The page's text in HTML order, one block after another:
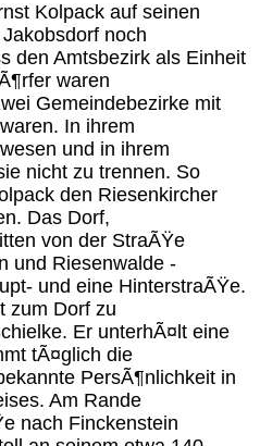
Kolpack auf seinen
noch
den Amtsbezirk als Einheit
waren
Gemeindebezirke mit
In ihrem
und in ihrem
nicht zu trennen. So
den Riesenkircher
Das Dorf,
von der StraÃŸe
und Riesenwalde -
und eine HinterstraÃŸe.
zum Dorf zu
Er unterhÃ¤lt eine
tÃ¤glich die
PersÃ¶nlichkeit in
Am Rande
nach Finckenstein